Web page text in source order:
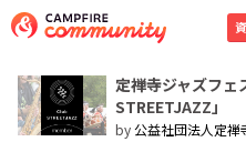
定禅寺ジャズフ
STREETJAZZ」
by公益社団法人定禅